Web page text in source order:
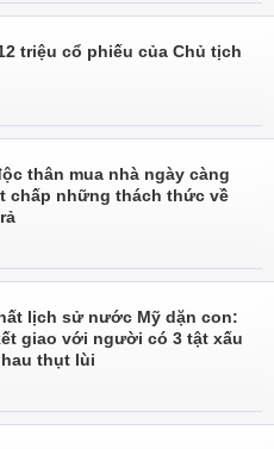
triệu cổ phiếu của Chủ tịch
thân mua nhà ngày càng
chấp những thách thức về
lịch sử nước Mỹ dặn con:
giao với người có 3 tật xấu
thụt lùi